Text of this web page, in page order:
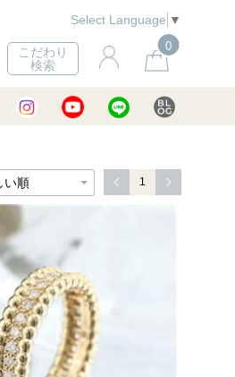
Select Language ▼
こだわり
検索
0
1